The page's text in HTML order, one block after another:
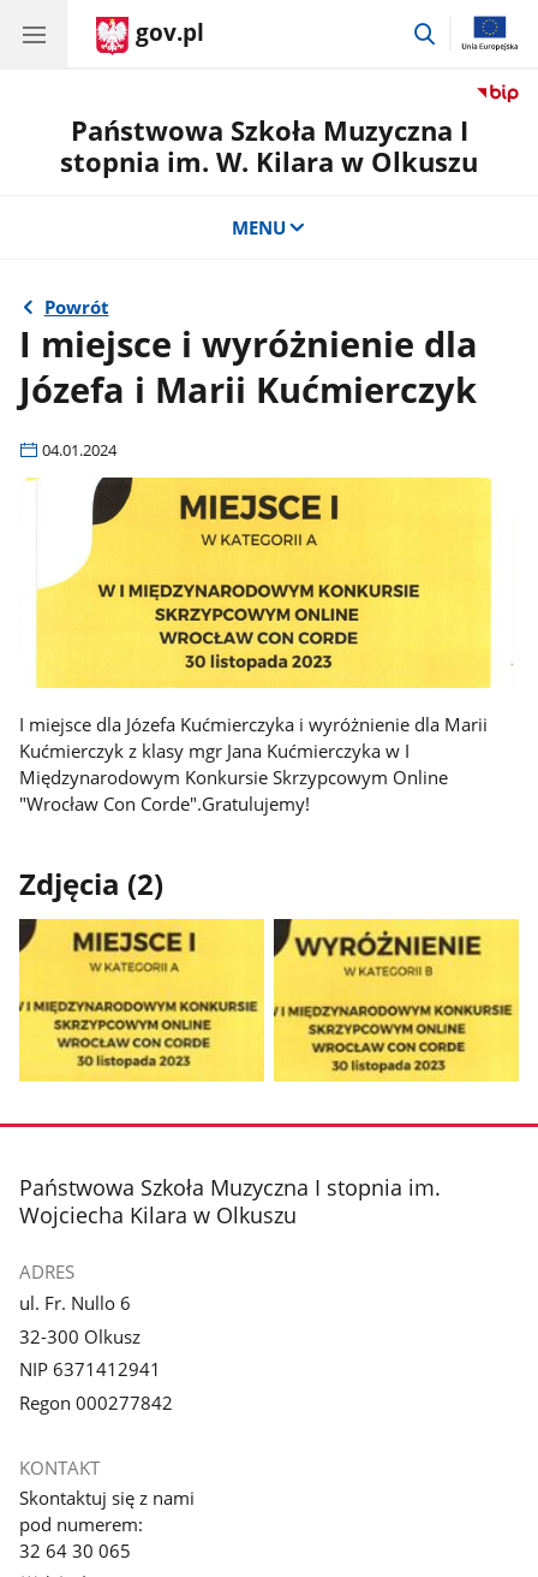
gov.pl
przejdź
Państwowa Szkoła Muzyczna I
stopnia im. W. Kilara w Olkuszu
MENU
Powrót
I miejsce i wyróżnienie dla
Józefa i Marii Kućmierczyk
04.01.2024
I miejsce dla Józefa Kućmierczyka i wyróżnienie dla Marii
Kućmierczyk z klasy mgr Jana Kućmierczyka w I
Międzynarodowym Konkursie Skrzypcowym Online
"Wrocław Con Corde".Gratulujemy!
Zdjęcia (2)
zdjęcie
galerii.
zdjęcie
galerii.
stopka
Państwowa Szkoła Muzyczna I stopnia im.
Wojciecha Kilara w Olkuszu
ADRES
ul. Fr. Nullo 6
32-300 Olkusz
NIP 6371412941
Regon 000277842
KONTAKT
Skontaktuj się z nami
pod numerem:
32 64 30 065